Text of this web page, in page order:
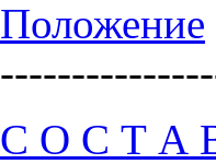
Положение
С О С Т А В